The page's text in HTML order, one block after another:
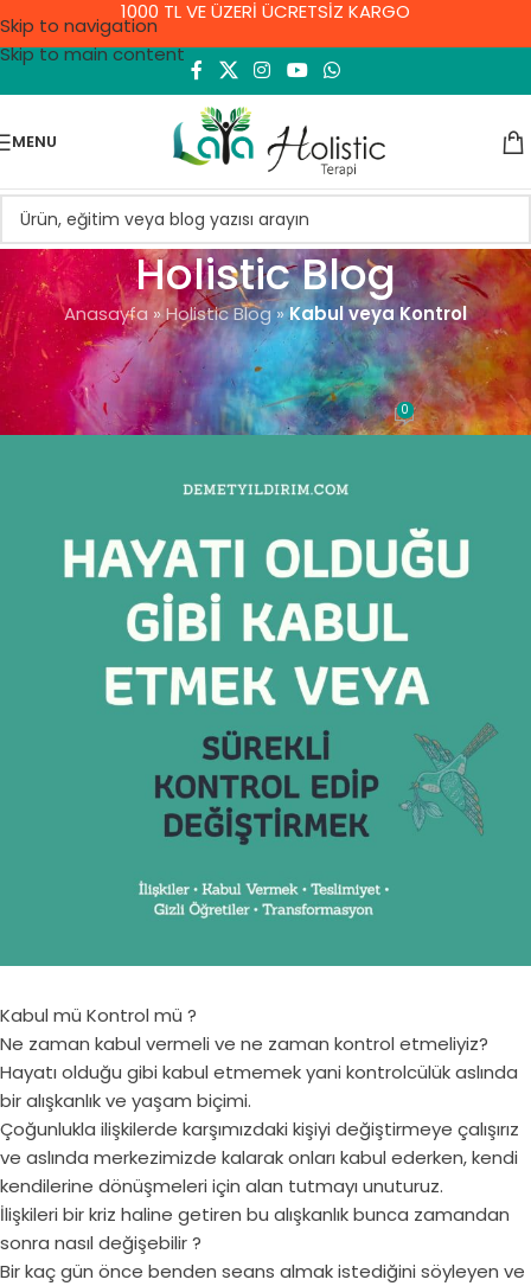
Skip to navigation
Skip to main content
1000 TL VE ÜZERİ ÜCRETSİZ KARGO
MENU
Holistic Blog
Anasayfa »Holistic Blog»Kabul veya Kontrol
GENEL
Kabul veya Kontrol
Demet YıldırımOn 10 Eylül 2021 0
Kabul mü Kontrol mü ?
Ne zaman kabul vermeli ve ne zaman kontrol etmeliyiz?
Hayatı olduğu gibi kabul etmemek yani kontrolcülük aslında
bir alışkanlık ve yaşam biçimi.
Çoğunlukla ilişkilerde karşımızdaki kişiyi değiştirmeye çalışırız
ve aslında merkezimizde kalarak onları kabul ederken, kendi
kendilerine dönüşmeleri için alan tutmayı unuturuz.
İlişkileri bir kriz haline getiren bu alışkanlık bunca zamandan
sonra nasıl değişebilir ?
Bir kaç gün önce benden seans almak istediğini söyleyen ve